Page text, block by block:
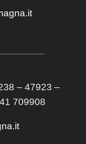
– 47923 –
709908